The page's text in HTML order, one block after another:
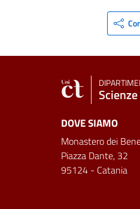
DOVE SIAMO
Monastero dei
Piazza Dante, 32
95124 - Catania